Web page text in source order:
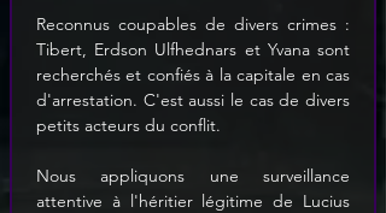
Reconnus coupables de divers crimes :
Tibert, Erdson Ulfhednars et Yvana sont
recherchés et confiés à la capitale en cas
d'arrestation. C'est aussi le cas de divers
petits acteurs du conflit.
Nous appliquons une surveillance
attentive à l'héritier légitime de Lucius